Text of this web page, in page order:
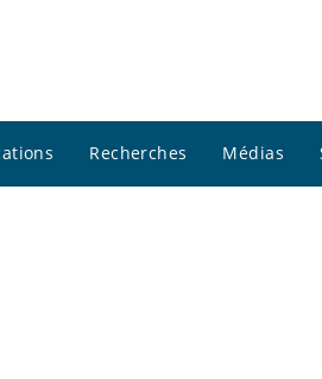
Recherches Médias